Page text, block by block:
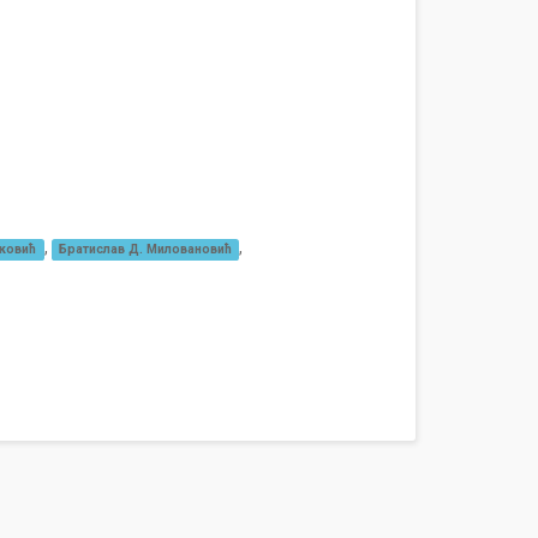
, Братислав Д. Миловановић ,